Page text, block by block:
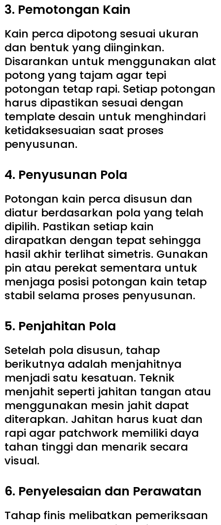
3. Pemotongan Kain
Kain perca dipotong sesuai ukuran
dan bentuk yang diinginkan.
Disarankan untuk menggunakan alat
potong yang tajam agar tepi
potongan tetap rapi. Setiap potongan
harus dipastikan sesuai dengan
template desain untuk menghindari
ketidaksesuaian saat proses
penyusunan.
4. Penyusunan Pola
Potongan kain perca disusun dan
diatur berdasarkan pola yang telah
dipilih. Pastikan setiap kain
dirapatkan dengan tepat sehingga
hasil akhir terlihat simetris. Gunakan
pin atau perekat sementara untuk
menjaga posisi potongan kain tetap
stabil selama proses penyusunan.
5. Penjahitan Pola
Setelah pola disusun, tahap
berikutnya adalah menjahitnya
menjadi satu kesatuan. Teknik
menjahit seperti jahitan tangan atau
menggunakan mesin jahit dapat
diterapkan. Jahitan harus kuat dan
rapi agar patchwork memiliki daya
tahan tinggi dan menarik secara
visual.
6. Penyelesaian dan Perawatan
Tahap finis melibatkan pemeriksaan